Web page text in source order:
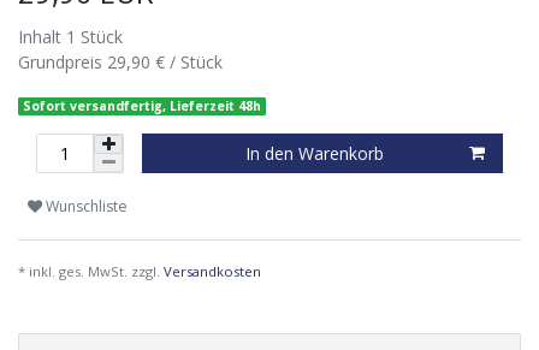
Inhalt 1 Stück
Grundpreis 29,90 € / Stück
Sofort versandfertig, Lieferzeit 48h
In den Warenkorb
Wunschliste
* inkl. ges. MwSt. zzgl. Versandkosten